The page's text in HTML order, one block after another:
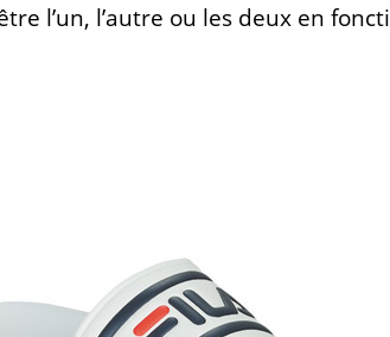
l’un, l’autre ou les deux en